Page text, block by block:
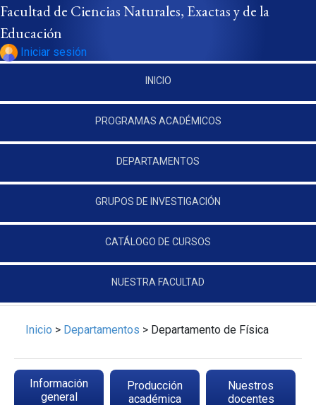
Pasar al contenido principal
Facultad de Ciencias Naturales, Exactas y de la
Educación
Iniciar sesión
INICIO
PROGRAMAS ACADÉMICOS
DEPARTAMENTOS
GRUPOS DE INVESTIGACIÓN
CATÁLOGO DE CURSOS
NUESTRA FACULTAD
Inicio > Departamentos > Departamento de Física
Solapas principales
Información
general
(solapa activa)
Producción
académica
Nuestros
docentes